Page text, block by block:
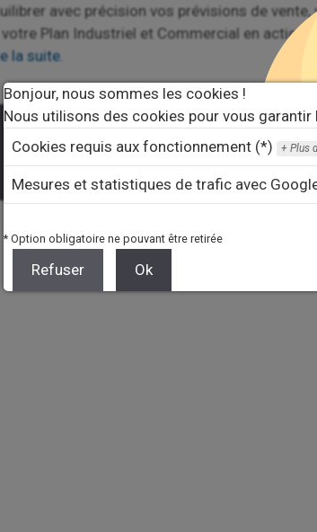
avec précision vos prévisions de
Plan Industriel et Commercial en
la suite.
Solutions est un site dedocumentationdes
Bonjour, nous sommes les cookies !
Nous utilisons des cookies pour vous
Cookies requis aux fonctionnement (*)
Plus
Mesures et statistiques de trafic avec
* Option obligatoire ne pouvant être retirée
Refuser Ok